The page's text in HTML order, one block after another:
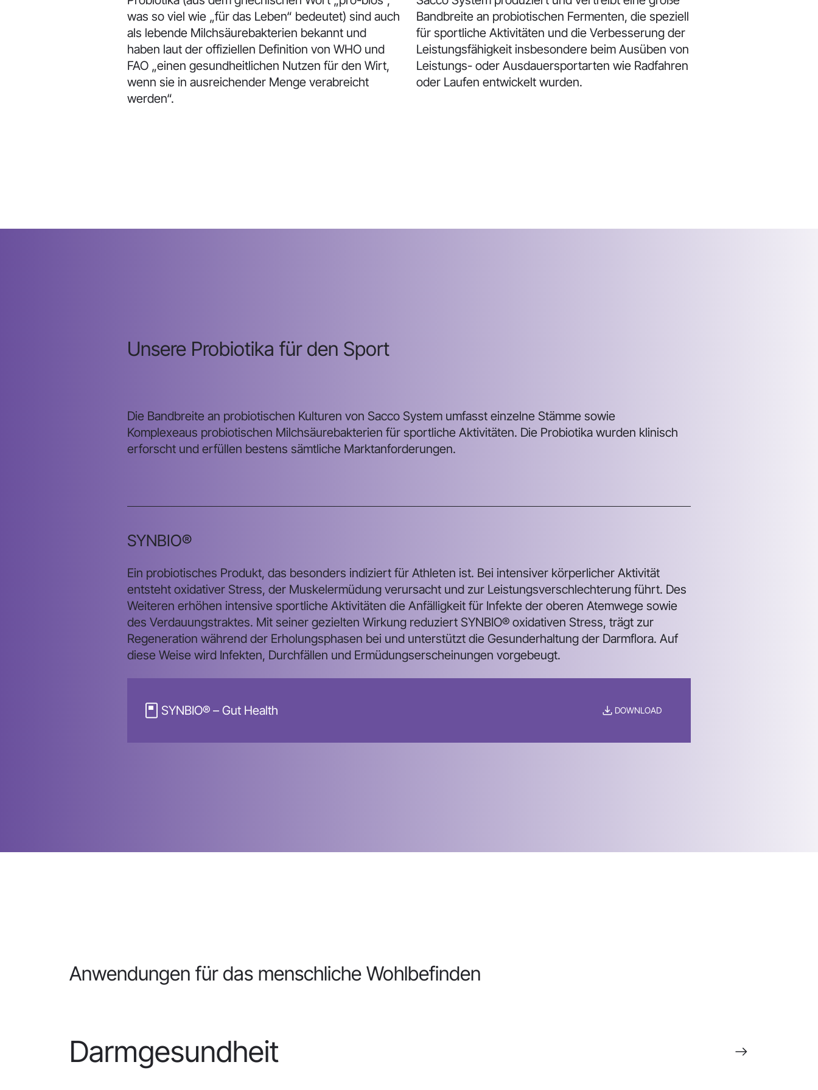
was so viel wie „für das Leben“ bedeutet) sind auch
als lebende Milchsäurebakterien bekannt und
haben laut der offiziellen Definition von WHO und
FAO „einen gesundheitlichen Nutzen für den Wirt,
wenn sie in ausreichender Menge verabreicht
werden“.
Bandbreite an probiotischen Fermenten, die speziell
für sportliche Aktivitäten und die Verbesserung der
Leistungsfähigkeit insbesondere beim Ausüben von
Leistungs- oder Ausdauersportarten wie Radfahren
oder Laufen entwickelt wurden.
Unsere Probiotika für den Sport
Die Bandbreite an probiotischen Kulturen von Sacco System umfasst einzelne Stämme sowie
Komplexeaus probiotischen Milchsäurebakterien für sportliche Aktivitäten. Die Probiotika wurden klinisch
erforscht und erfüllen bestens sämtliche Marktanforderungen.
SYNBIO®
Ein probiotisches Produkt, das besonders indiziert für Athleten ist. Bei intensiver körperlicher Aktivität
entsteht oxidativer Stress, der Muskelermüdung verursacht und zur Leistungsverschlechterung führt. Des
Weiteren erhöhen intensive sportliche Aktivitäten die Anfälligkeit für Infekte der oberen Atemwege sowie
des Verdauungstraktes. Mit seiner gezielten Wirkung reduziert SYNBIO® oxidativen Stress, trägt zur
Regeneration während der Erholungsphasen bei und unterstützt die Gesunderhaltung der Darmflora. Auf
diese Weise wird Infekten, Durchfällen und Ermüdungserscheinungen vorgebeugt.
SYNBIO® – Gut Health DOWNLOAD
Anwendungen für das menschliche Wohlbefinden
Darmgesundheit